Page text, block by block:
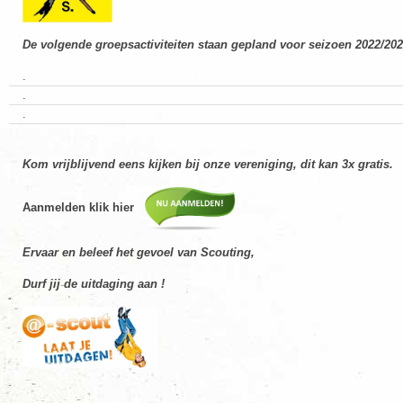
De volgende groepsactiviteiten staan gepland voor seizoen 2022/
.
.
.
Kom vrijblijvend eens kijken bij onze vereniging, dit kan 3x gratis.
Aanmelden klik hier
Ervaar en beleef het gevoel van Scouting,
Durf jij de uitdaging aan !